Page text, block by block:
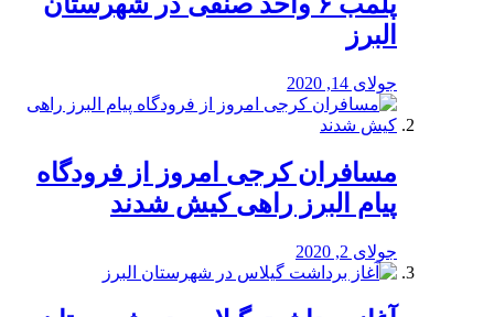
البرز
جولای 14, 2020
مسافران کرجی امروز از فرودگاه
پیام البرز راهی کیش شدند
جولای 2, 2020